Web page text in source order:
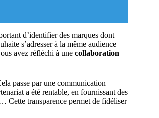
d’identifier des marques dont
s’adresser à la même audience
avez réfléchi à une collaboration
passe par une communication
a été rentable, en fournissant des
Cette transparence permet de fidéliser